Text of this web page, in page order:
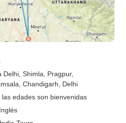
Delhi , Shimla , Pragpur,
, Chandigarh , Delhi
las edades son bienvenidas